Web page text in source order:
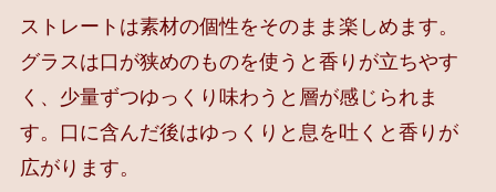
ストレートは素材の個性をそのまま楽しめます。
グラスは口が狭めのものを使うと香りが立ちやす
く、少量ずつゆっくり味わうと層が感じられま
す。口に含んだ後はゆっくりと息を吐くと香りが
広がります。